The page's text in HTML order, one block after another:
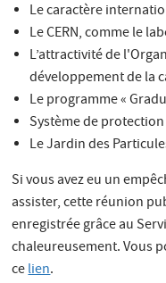
Le caractère
Le CERN, comme le
L’attractivité de
développement de la
Le programme «
Système de
Le Jardin des
Si vous avez eu un
assister, cette réunion
enregistrée grâce au
chaleureusement. Vous
celien.